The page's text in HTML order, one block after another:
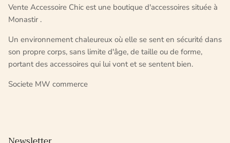
Vente Accessoire Chic est une boutique d'accessoires située à
Monastir .
Un environnement chaleureux où elle se sent en sécurité dans
son propre corps, sans limite d'âge, de taille ou de forme,
portant des accessoires qui lui vont et se sentent bien.
Societe MW commerce